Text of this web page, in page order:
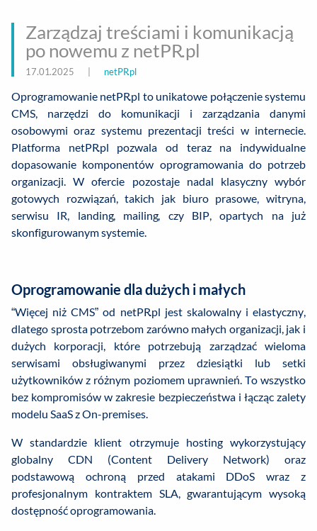
Zarządzaj treściami i komunikacją
po nowemu z netPR.pl
17.01.2025 netPR.pl
Oprogramowanie netPR.pl to unikatowe połączenie systemu
CMS, narzędzi do komunikacji i zarządzania danymi
osobowymi oraz systemu prezentacji treści w internecie.
Platforma netPR.pl pozwala od teraz na indywidualne
dopasowanie komponentów oprogramowania do potrzeb
organizacji. W ofercie pozostaje nadal klasyczny wybór
gotowych rozwiązań, takich jak biuro prasowe, witryna,
serwisu IR, landing, mailing, czy BIP, opartych na już
skonfigurowanym systemie.
Oprogramowanie dla dużych i małych
“Więcej niż CMS” od netPR.pl jest skalowalny i elastyczny,
dlatego sprosta potrzebom zarówno małych organizacji, jak i
dużych korporacji, które potrzebują zarządzać wieloma
serwisami obsługiwanymi przez dziesiątki lub setki
użytkowników z różnym poziomem uprawnień. To wszystko
bez kompromisów w zakresie bezpieczeństwa i łącząc zalety
modelu SaaS z On-premises.
W standardzie klient otrzymuje hosting wykorzystujący
globalny CDN (Content Delivery Network) oraz
podstawową ochroną przed atakami DDoS wraz z
profesjonalnym kontraktem SLA, gwarantującym wysoką
dostępność oprogramowania.